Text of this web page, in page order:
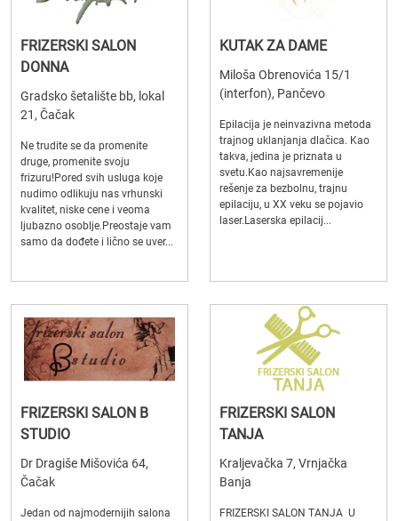
FRIZERSKI SALON
DONNA
Gradsko šetalište bb, lokal
21, Čačak
Ne trudite se da promenite
druge, promenite svoju
frizuru!Pored svih usluga koje
nudimo odlikuju nas vrhunski
kvalitet, niske cene i veoma
ljubazno osoblje.Preostaje vam
samo da dođete i lično se uver...
KUTAK ZA DAME
Miloša Obrenovića 15/1
(interfon), Pančevo
Epilacija je neinvazivna metoda
trajnog uklanjanja dlačica. Kao
takva, jedina je priznata u
svetu.Kao najsavremenije
rešenje za bezbolnu, trajnu
epilaciju, u XX veku se pojavio
laser.Laserska epilacij...
FRIZERSKI SALON B
STUDIO
Dr Dragiše Mišovića 64,
Čačak
Jedan od najmodernijih salona
FRIZERSKI SALON
TANJA
Kraljevačka 7, Vrnjačka
Banja
FRIZERSKI SALON TANJA U